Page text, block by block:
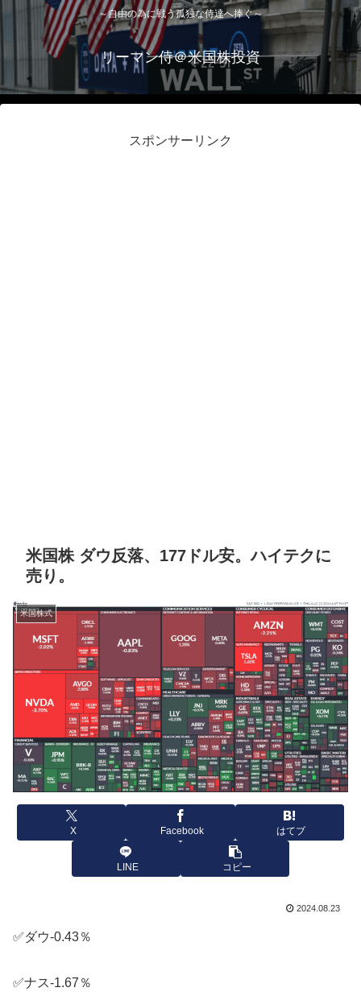
～自由の為に戦う孤独な侍達へ捧ぐ～
リーマン侍＠米国株投資
スポンサーリンク
米国株 ダウ反落、177ドル安。ハイテクに
売り。
米国株式
X Facebook はてブ
LINE コピー
2024.08.23
✅ダウ-0.43％
✅ナス-1.67％